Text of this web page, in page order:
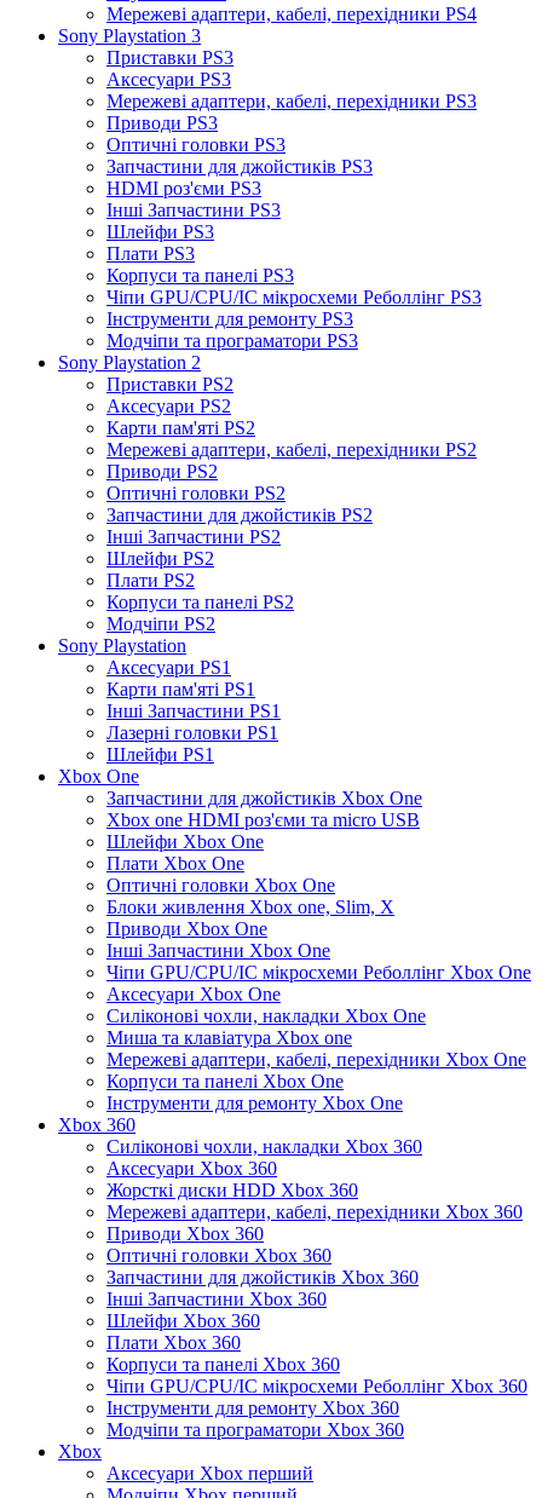
Мережеві адаптери, кабелі, перехідники PS4
Sony Playstation 3
Приставки PS3
Аксесуари PS3
Мережеві адаптери, кабелі, перехідники PS3
Приводи PS3
Оптичні головки PS3
Запчастини для джойстиків PS3
HDMI роз'єми PS3
Інші Запчастини PS3
Шлейфи PS3
Плати PS3
Корпуси та панелі PS3
Чіпи GPU/CPU/IC мікросхеми Реболлінг PS3
Інструменти для ремонту PS3
Модчіпи та програматори PS3
Sony Playstation 2
Приставки PS2
Аксесуари PS2
Карти пам'яті PS2
Мережеві адаптери, кабелі, перехідники PS2
Приводи PS2
Оптичні головки PS2
Запчастини для джойстиків PS2
Інші Запчастини PS2
Шлейфи PS2
Плати PS2
Корпуси та панелі PS2
Модчіпи PS2
Sony Playstation
Аксесуари PS1
Карти пам'яті PS1
Інші Запчастини PS1
Лазерні головки PS1
Шлейфи PS1
Xbox One
Запчастини для джойстиків Xbox One
Xbox one HDMI роз'єми та micro USB
Шлейфи Xbox One
Плати Xbox One
Оптичні головки Xbox One
Блоки живлення Xbox one, Slim, X
Приводи Xbox One
Інші Запчастини Xbox One
Чіпи GPU/CPU/IC мікросхеми Реболлінг Xbox One
Аксесуари Xbox One
Силіконові чохли, накладки Xbox One
Миша та клавіатура Xbox one
Мережеві адаптери, кабелі, перехідники Xbox One
Корпуси та панелі Xbox One
Інструменти для ремонту Xbox One
Xbox 360
Силіконові чохли, накладки Xbox 360
Аксесуари Xbox 360
Жорсткі диски HDD Xbox 360
Мережеві адаптери, кабелі, перехідники Xbox 360
Приводи Xbox 360
Оптичні головки Xbox 360
Запчастини для джойстиків Xbox 360
Інші Запчастини Xbox 360
Шлейфи Xbox 360
Плати Xbox 360
Корпуси та панелі Xbox 360
Чіпи GPU/CPU/IC мікросхеми Реболлінг Xbox 360
Інструменти для ремонту Xbox 360
Модчіпи та програматори Xbox 360
Xbox
Аксесуари Xbox перший